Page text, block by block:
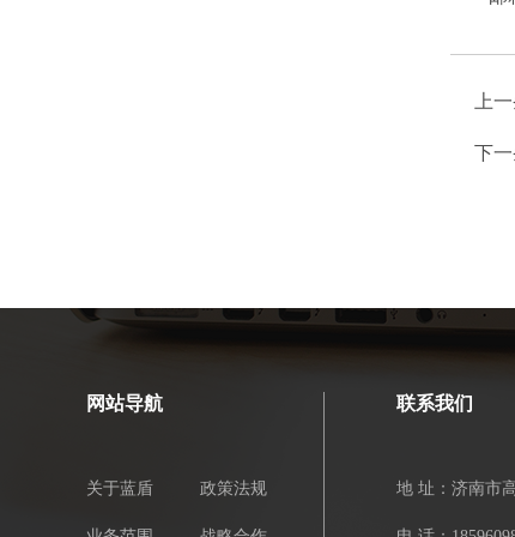
上
下一
网站导航
关于蓝盾 政策法规
联系我们
地 址：济南市